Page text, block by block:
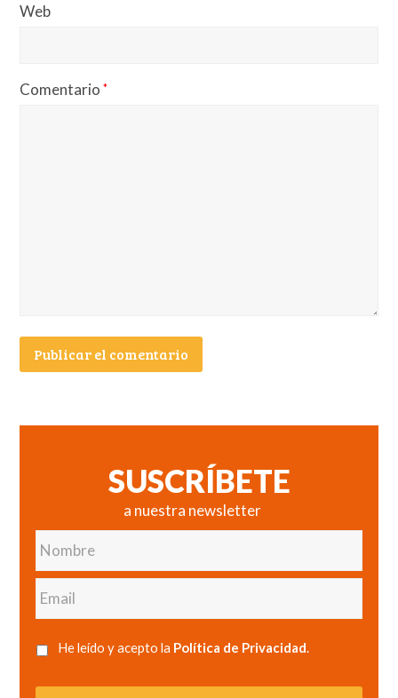
Web
Comentario*
SUSCRÍBETE
a nuestra newsletter
Nombre
Email
He leído y acepto la Política de Privacidad.